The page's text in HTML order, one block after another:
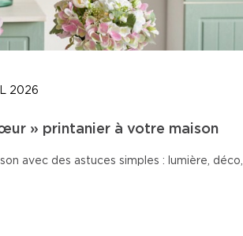
2026
» printanier à votre maison
avec des astuces simples : lumière, déco,